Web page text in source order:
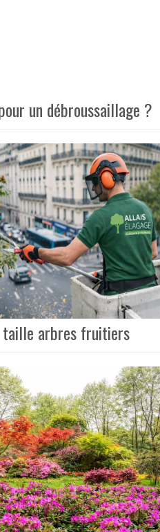
un débroussaillage ?
taille arbres fruitiers